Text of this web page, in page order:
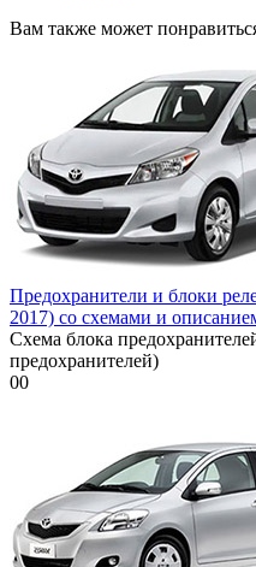
Вам также может
Предохранители и блоки
2017) со схемами и
Схема блока
предохранителей)
00